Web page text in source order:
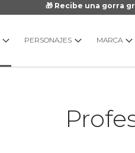
🎁 Recibe una gorra
PERSONAJES MARCA